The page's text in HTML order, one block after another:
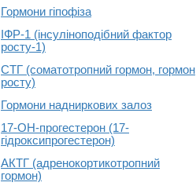
Гормони гіпофіза
ІФР-1 (інсуліноподібний фактор
росту-1)
СТГ (соматотропний гормон, гормон
росту)
Гормони надниркових залоз
17-ОН-прогестерон (17-
гідроксипрогестерон)
АКТГ (адренокортикотропний
гормон)